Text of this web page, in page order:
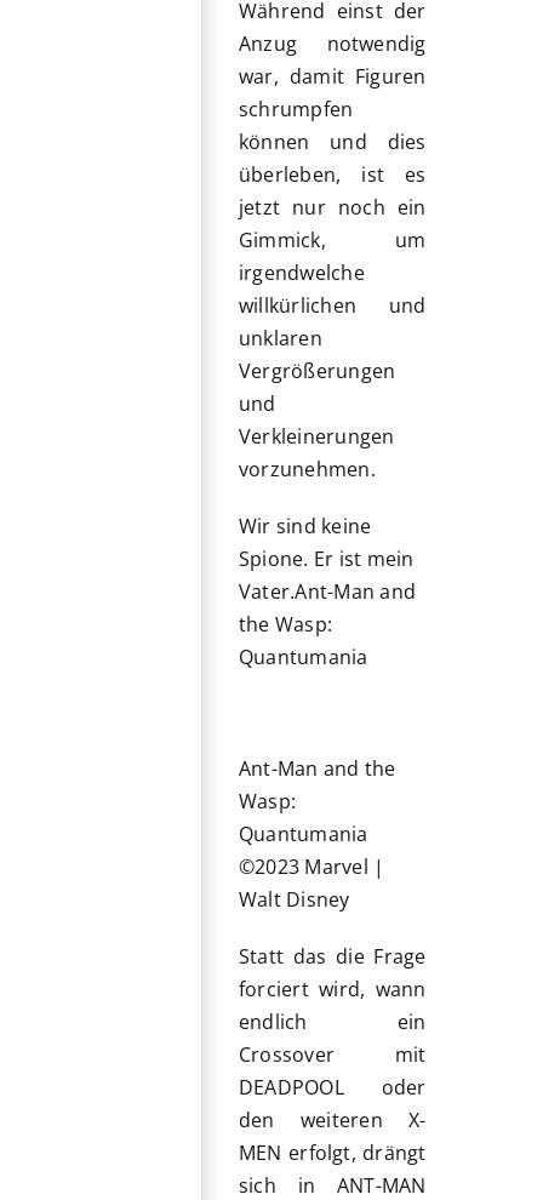
Während einst der
Anzug notwendig
war, damit Figuren
schrumpfen
können und dies
überleben, ist es
jetzt nur noch ein
Gimmick, um
irgendwelche
willkürlichen und
unklaren
Vergrößerungen
und
Verkleinerungen
vorzunehmen.
Wir sind keine
Spione. Er ist mein
Vater.Ant-Man and
the Wasp:
Quantumania
Ant-Man and the
Wasp:
Quantumania
©2023 Marvel |
Walt Disney
Statt das die Frage
forciert wird, wann
endlich ein
Crossover mit
DEADPOOL oder
den weiteren X-
MEN erfolgt, drängt
sich in ANT-MAN